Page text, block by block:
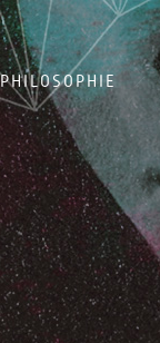
PHILOSOPHIE